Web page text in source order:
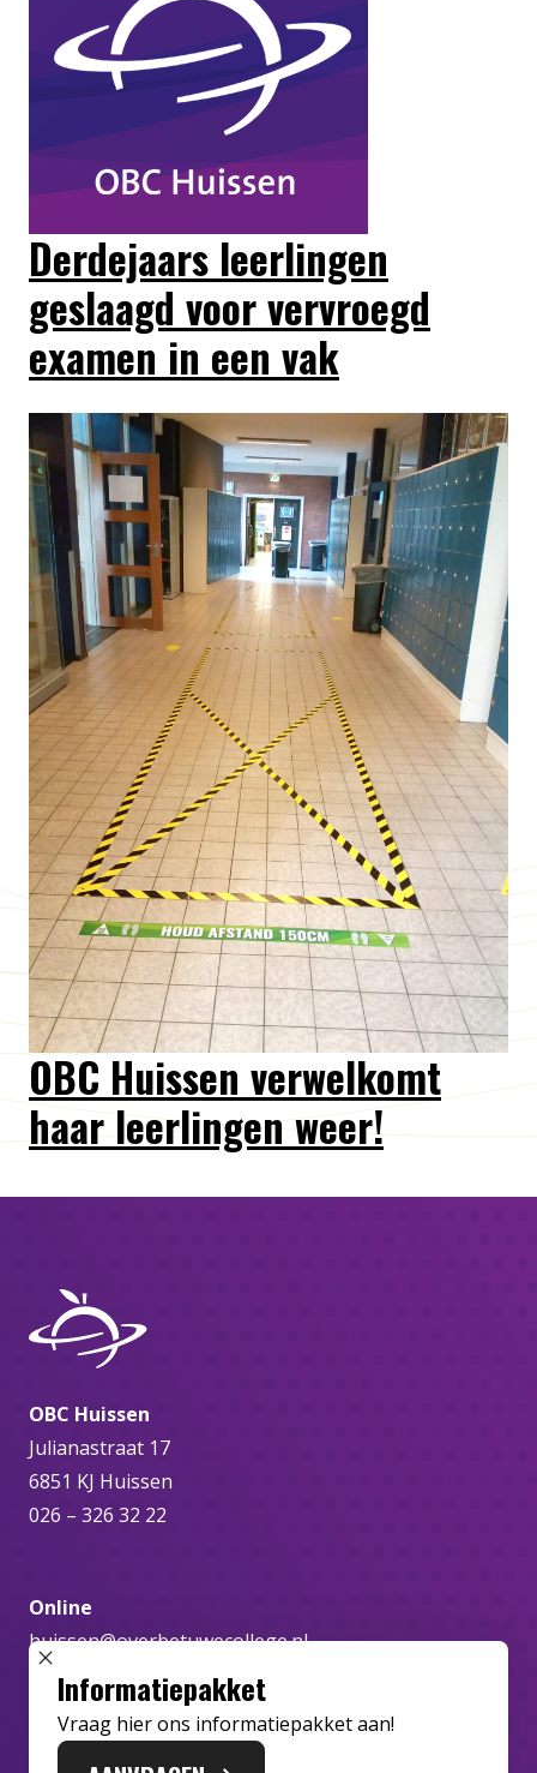
Derdejaars leerlingen
geslaagd voor vervroegd
examen in een vak
OBC Huissen verwelkomt
haar leerlingen weer!
OBC Huissen
Julianastraat 17
6851 KJ Huissen
026 – 326 32 22
Online
huissen@overbetuwecollege.nl
SLUIT POPUP
Informatiepakket
Vraag hier ons informatiepakket aan!